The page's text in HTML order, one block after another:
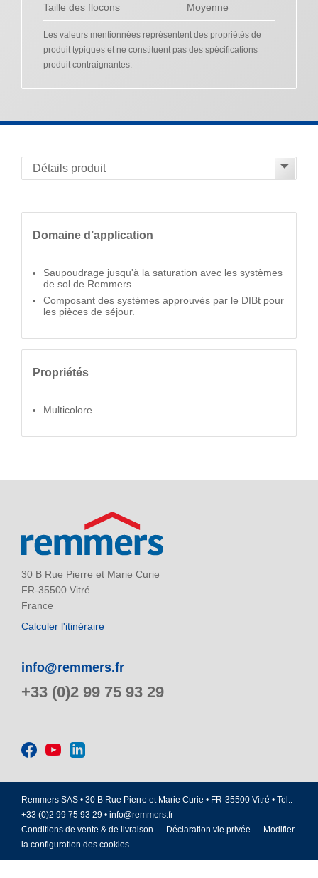
Taille des flocons Moyenne
Les valeurs mentionnées représentent des propriétés de
produit typiques et ne constituent pas des spécifications
produit contraignantes.
Domaine d’application
Saupoudrage jusqu'à la saturation avec les systèmes
de sol de Remmers
Composant des systèmes approuvés par le DIBt pour
les pièces de séjour.
Propriétés
Multicolore
30 B Rue Pierre et Marie Curie
FR-35500 Vitré
France
Calculer l'itinéraire
info@remmers.fr
+33 (0)2 99 75 93 29
Remmers SAS • 30 B Rue Pierre et Marie Curie • FR-35500 Vitré • Tel.:
+33 (0)2 99 75 93 29 • info@remmers.fr
Conditions de vente & de livraison
Déclaration vie privée
Modifier
la configuration des cookies